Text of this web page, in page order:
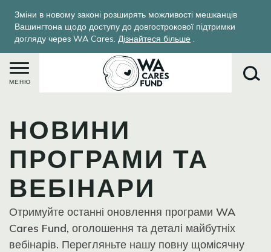
основного
вмісту
Зміни в новому законі розширять можливості мешканців
Вашингтона щодо доступу до довгострокової підтримки
догляду через WA Cares. Дізнайтеся більше .
МЕНЮ
Пошук
НОВИНИ
ПРОГРАМИ ТА
ВЕБІНАРИ
Отримуйте останні оновлення програми WA
Cares Fund, оголошення та деталі майбутніх
вебінарів. Перегляньте нашу повну щомісячну